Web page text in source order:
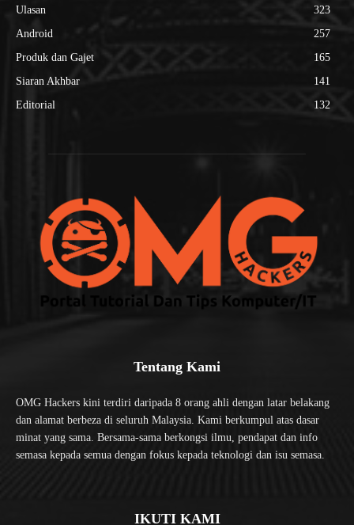
Ulasan
323
Android
257
Produk dan Gajet
165
Siaran Akhbar
141
Editorial
132
Tentang Kami
OMG Hackers kini terdiri daripada 8 orang ahli dengan latar belakang
dan alamat berbeza di seluruh Malaysia. Kami berkumpul atas dasar
minat yang sama. Bersama-sama berkongsi ilmu, pendapat dan info
semasa kepada semua dengan fokus kepada teknologi dan isu semasa.
IKUTI KAMI